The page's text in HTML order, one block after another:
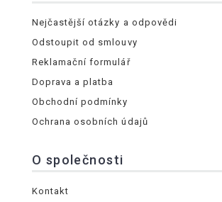
Nejčastější otázky a odpovědi
Odstoupit od smlouvy
Reklamační formulář
Doprava a platba
Obchodní podmínky
Ochrana osobních údajů
O společnosti
Kontakt